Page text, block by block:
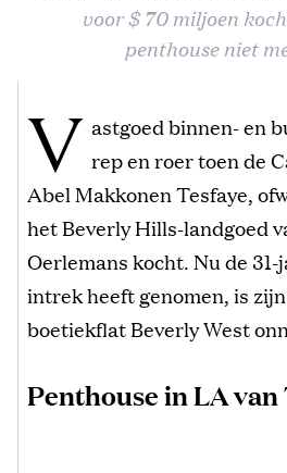
voor $ 70 miljoen
penthouse niet
V astgoed binnen- en
rep en roer toen de
Abel Makkonen Tesfaye,
het Beverly Hills-landgoed
Oerlemans kocht. Nu de
intrek heeft genomen, is
boetiekflat Beverly West
Penthouse in LA